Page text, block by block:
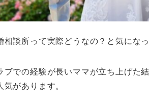
相談所って実際どうなの？と気にな
ブでの経験が長いママが立ち上げた
があります。